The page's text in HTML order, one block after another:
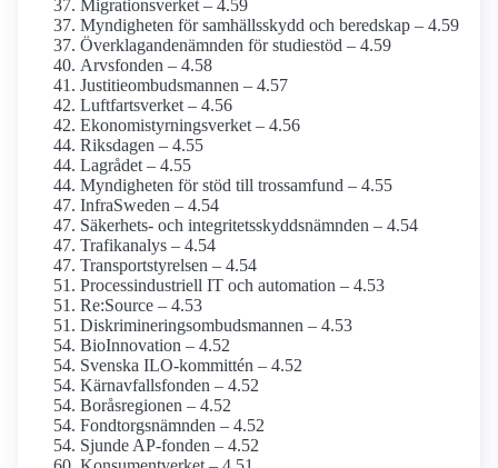
Migrationsverket – 4.59
Myndigheten för samhälls­skydd och beredskap – 4.59
Överklagande­nämnden för studiestöd – 4.59
Arvsfonden – 4.58
Justitie­ombudsmannen – 4.57
Luftfarts­verket – 4.56
Ekonomistyrnings­verket – 4.56
Riksdagen – 4.55
Lagrådet – 4.55
Myndigheten för stöd till tros­samfund – 4.55
InfraSweden – 4.54
Säkerhets- och integritets­skydds­nämnden – 4.54
Trafikanalys – 4.54
Transport­styrelsen – 4.54
Process­industriell IT och automation – 4.53
Re:Source – 4.53
Diskriminerings­ombudsmannen – 4.53
BioInnovation – 4.52
Svenska ILO-kommittén – 4.52
Kärnavfalls­fonden – 4.52
Boråsregionen – 4.52
Fondtorgsnämnden – 4.52
Sjunde AP-fonden – 4.52